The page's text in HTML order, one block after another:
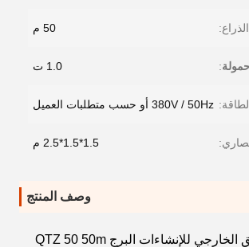
50 م
حمولة: 1.0 ت
380V / 50Hz أو حسب متطلبات العميل
1.5*1.5*2.5 م
وصف المنتج
طواحين التسلق الخارجي للإنشاءات البرج QTZ 50 50m